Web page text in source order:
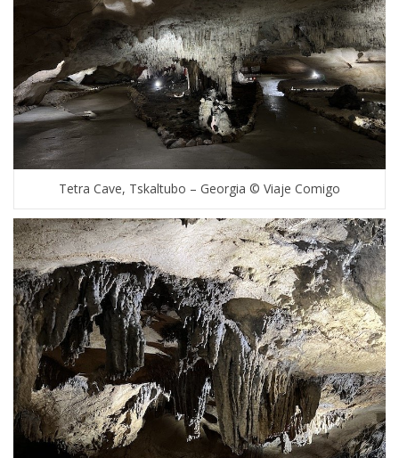
Tetra Cave, Tskaltubo – Georgia © Viaje Comigo